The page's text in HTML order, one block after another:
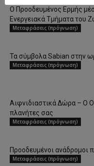
Ο Προοδευμένος Ερμής
Ενεργειακά Τμήματα του
Μεταφράσεις (πρόγνωση)
Τα σύμβολα Sabian στην
Μεταφράσεις (πρόγνωση)
Αιφνιδιαστικά Δώρα – Ο
πλανήτες σας
Μεταφράσεις (πρόγνωση)
Προοδευμένοι ανάδρομοι
Μεταφράσεις (πρόγνωση)